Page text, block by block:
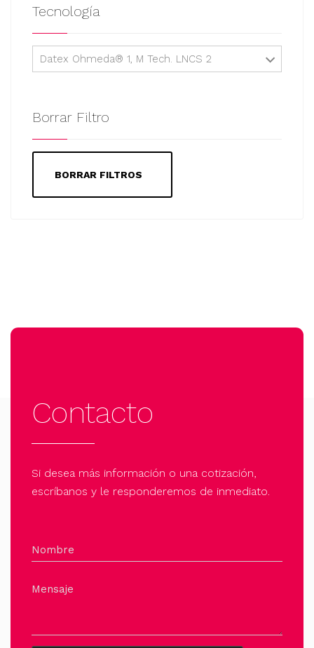
Tecnología
Datex Ohmeda® 1, M Tech. LNCS 2
Borrar Filtro
BORRAR FILTROS
Contacto
Si desea más información o una cotización,
escríbanos y le responderemos de inmediato.
Nombre
Mensaje